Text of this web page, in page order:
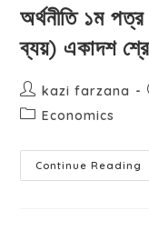
অর্থনীতি ১ম
ব্যয়) একাদশ
kazi farzana
Economics
Continue Reading